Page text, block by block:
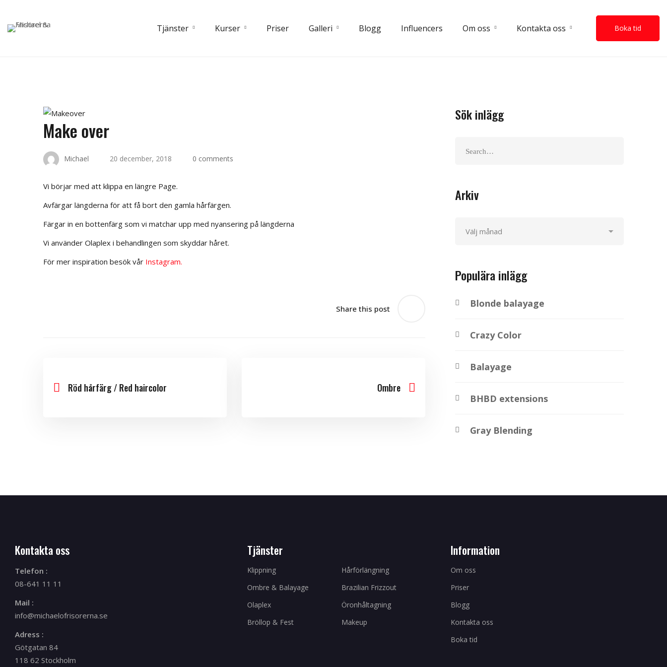
Tjänster Kurser Priser Galleri Blogg Influencers Om oss Kontakta oss Boka tid
Make over
Michael 20 december, 2018 0 comments
Vi börjar med att klippa en längre Page.
Avfärgar längderna för att få bort den gamla hårfärgen.
Färgar in en bottenfärg som vi matchar upp med nyansering på längderna
Vi använder Olaplex i behandlingen som skyddar håret.
För mer inspiration besök vår Instagram.
Share this post
Röd hårfärg / Red haircolor Ombre
Sök inlägg
Arkiv
Populära inlägg
Blonde balayage
Crazy Color
Balayage
BHBD extensions
Gray Blending
Kontakta oss
Telefon :
08-641 11 11
Mail :
info@michaelofrisorerna.se
Adress :
Götgatan 84
118 62 Stockholm
Tjänster
Klippning
Hårförlängning
Ombre & Balayage
Brazilian Frizzout
Olaplex
Öronhåltagning
Bröllop & Fest
Makeup
Information
Om oss
Priser
Blogg
Kontakta oss
Boka tid